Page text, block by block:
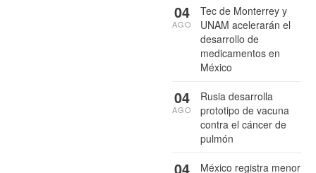
Tec de Monterrey y
UNAM acelerarán el
desarrollo de
medicamentos en
México
04
AGO
Rusia desarrolla
prototipo de vacuna
contra el cáncer de
pulmón
04
AGO
México registra menor
04